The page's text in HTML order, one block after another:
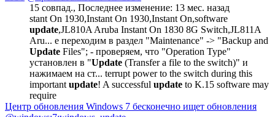
15 совпад., Последнее изменение: 13 мес. назад
stant On 1930,Instant On 1930,Instant On,software
update,JL810A Aruba Instant On 1830 8G Switch,JL811A
Aru... е переходим в раздел "Maintenance" -> "Backup and
Update Files"; - проверяем, что "Operation Type"
установлен в "Update (Transfer a file to the switch)" и
нажимаем на ст... terrupt power to the switch during this
important update! A successful update to K.15 software may
require
Центр обновления Windows 7 бесконечно ищет обновления